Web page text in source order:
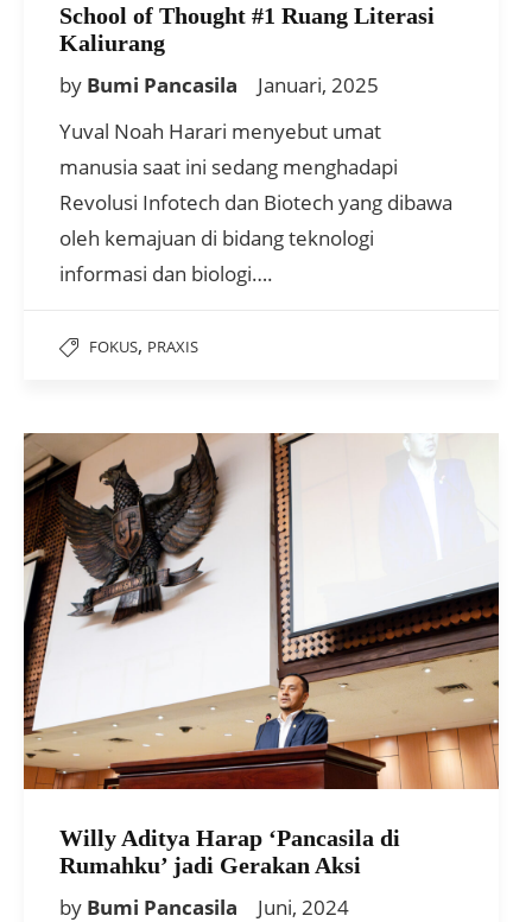
School of Thought #1 Ruang Literasi
Kaliurang
by Bumi Pancasila
Januari, 2025
Yuval Noah Harari menyebut umat
manusia saat ini sedang menghadapi
Revolusi Infotech dan Biotech yang dibawa
oleh kemajuan di bidang teknologi
informasi dan biologi….
FOKUS, PRAXIS
Willy Aditya Harap ‘Pancasila di
Rumahku’ jadi Gerakan Aksi
by Bumi Pancasila
Juni, 2024